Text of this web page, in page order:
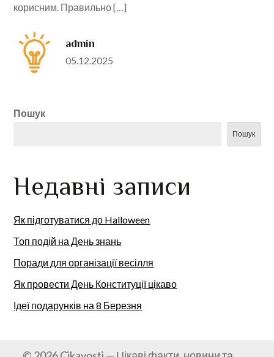
корисним. Правильно […]
admin
Posted
05.12.2025
Пошук
Пошук
Недавні записи
Як підготуватися до Halloween
Топ подій на День знань
Поради для організації весілля
Як провести День Конституції цікаво
Ідеї подарунків на 8 Березня